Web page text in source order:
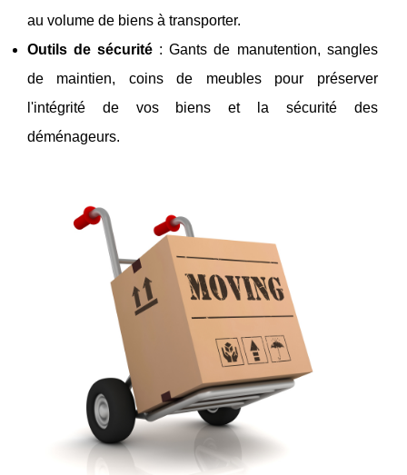
au volume de biens à transporter.
Outils de sécurité : Gants de manutention, sangles
de maintien, coins de meubles pour préserver
l'intégrité de vos biens et la sécurité des
déménageurs.